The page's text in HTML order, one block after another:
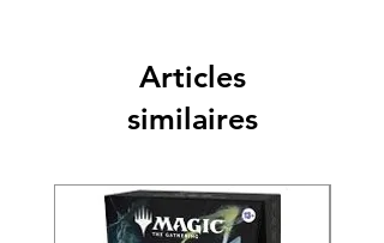
Articles
similaires